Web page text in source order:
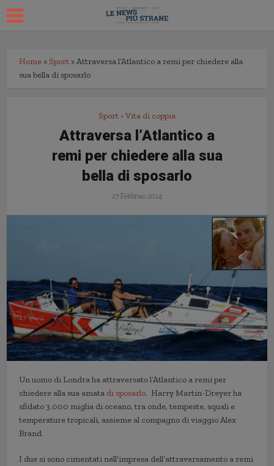
Home » Sport »Attraversa l’Atlantico a remi per chiedere alla
sua bella di sposarlo
Sport • Vita di coppia
Attraversa l’Atlantico a
remi per chiedere alla sua
bella di sposarlo
27 Febbraio 2014
Un uomo di Londra ha attraversato l’Atlantico a remi per
chiedere alla sua amata di sposarlo. Harry Martin-Dreyer ha
sfidato 3.000 miglia di oceano, tra onde, tempeste, squali e
temperature tropicali, assieme al compagno di viaggio Alex
Brand.
I due si sono cimentati nell’impresa dell’attraversamento a remi